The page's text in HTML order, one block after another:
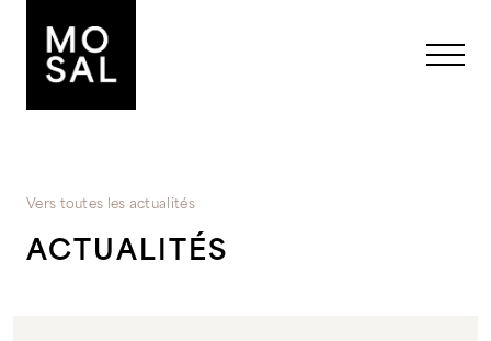
Vers toutes les actualités
ACTUALITÉS